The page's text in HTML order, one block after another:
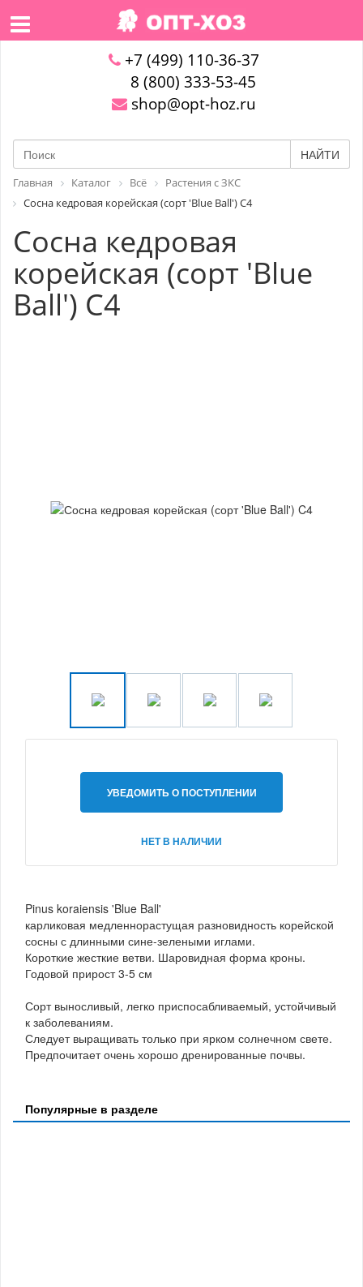
+7 (499) 110-36-37
8 (800) 333-53-45
shop@opt-hoz.ru
НАЙТИ
Главная Каталог Всё
Растения с ЗКС
Сосна кедровая корейская (сорт 'Blue Ball') C4
Сосна кедровая
корейская (сорт 'Blue
Ball') C4
УВЕДОМИТЬ О ПОСТУПЛЕНИИ
НЕТ В НАЛИЧИИ
Pinus koraiensis 'Blue Ball'
карликовая медленнорастущая разновидность корейской
сосны с длинными сине-зелеными иглами.
Короткие жесткие ветви. Шаровидная форма кроны.
Годовой прирост 3-5 см
Сорт выносливый, легко приспосабливаемый, устойчивый
к заболеваниям.
Следует выращивать только при ярком солнечном свете.
Предпочитает очень хорошо дренированные почвы.
Популярные в разделе